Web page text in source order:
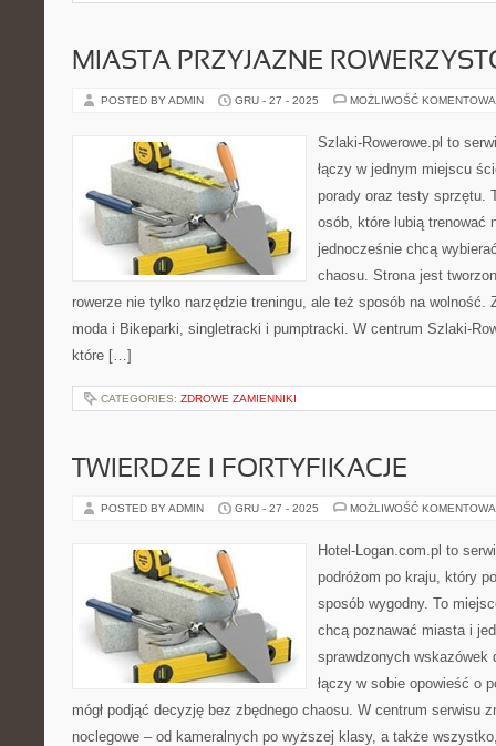
MIASTA PRZYJAZNE
POSTED BY ADMIN GRU - 27 - 2025 MOŻLIWOŚĆ
Szlaki-Rowerowe.pl to
łączy w jednym miejscu
porady oraz testy sprzętu.
osób, które lubią trenować
jednocześnie chcą
chaosu. Strona jest
rowerze nie tylko narzędzie treningu, ale też sposób na wolność.
moda i Bikeparki, singletracki i pumptracki. W centrum Szlaki-
które […]
CATEGORIES: ZDROWE ZAMIENNIKI
TWIERDZE I FORTYFIKACJE
POSTED BY ADMIN GRU - 27 - 2025 MOŻLIWOŚĆ
Hotel-Logan.com.pl to
podróżom po kraju, który
sposób wygodny. To
chcą poznawać miasta i
sprawdzonych
łączy w sobie opowieść o
mógł podjąć decyzję bez zbędnego chaosu. W centrum serwisu
noclegowe – od kameralnych po wyższej klasy, a także